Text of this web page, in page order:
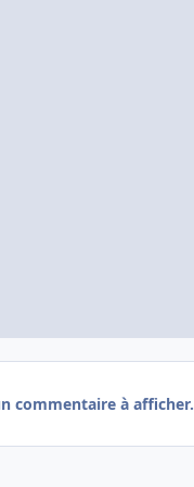
commentaire à afficher.